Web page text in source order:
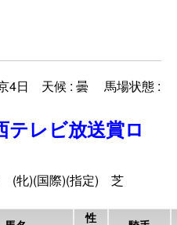
4日 天候 : 曇 馬場状態 :
テレビ放送賞ロ
) (牝)(国際)(指定) 芝
性